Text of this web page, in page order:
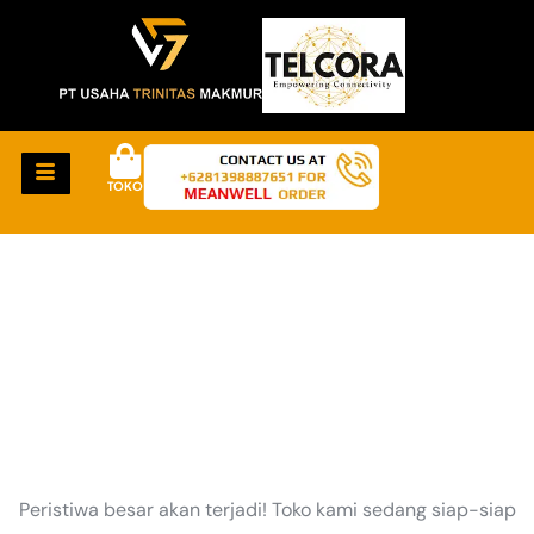
TOKO
Peristiwa besar akan terjadi! Toko kami sedang siap-siap